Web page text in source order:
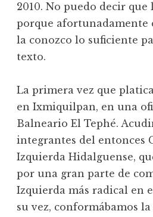
2010. No puedo decir que
porque afortunadamente
la conozco lo suficiente
texto.
La primera vez que
en Ixmiquilpan, en una
Balneario El Tephé.
integrantes del entonces
Izquierda Hidalguense,
por una gran parte de
Izquierda más radical en
su vez, conformábamos